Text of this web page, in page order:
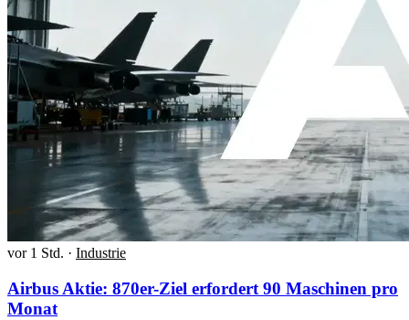
vor 1 Std. · Industrie
Airbus Aktie: 870er-Ziel erfordert 90 Maschinen pro
Monat